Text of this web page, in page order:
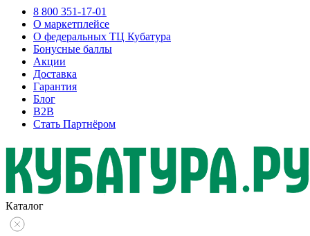
8 800 351-17-01
О маркетплейсе
О федеральных ТЦ Кубатура
Бонусные баллы
Акции
Доставка
Гарантия
Блог
B2B
Стать Партнёром
Каталог